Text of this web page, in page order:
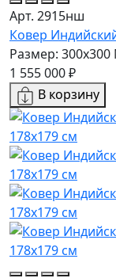
Арт. 2915нш
Ковер
Размер: 300x300
1 555 000 ₽
В корзину